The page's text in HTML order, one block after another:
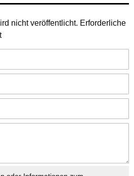
nicht veröffentlicht. Erforderliche